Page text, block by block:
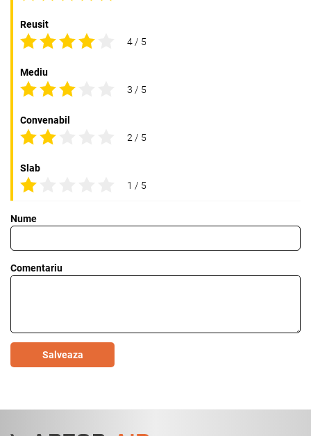
Reusit
4 / 5
Mediu
3 / 5
Convenabil
2 / 5
Slab
1 / 5
Nume
Comentariu
Salveaza